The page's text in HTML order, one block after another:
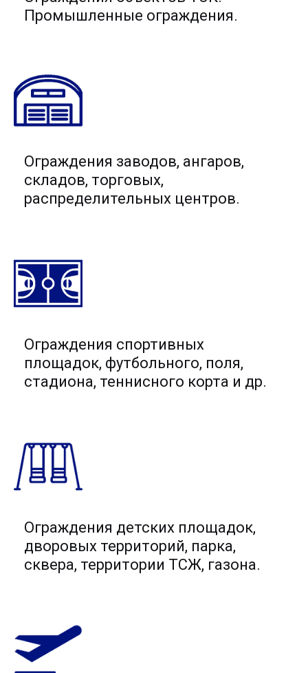
Промышленные ограждения.
Ограждения заводов, ангаров,
складов, торговых,
распределительных центров.
Ограждения спортивных
площадок, футбольного, поля,
стадиона, теннисного корта и др.
Ограждения детских площадок,
дворовых территорий, парка,
сквера, территории ТСЖ, газона.